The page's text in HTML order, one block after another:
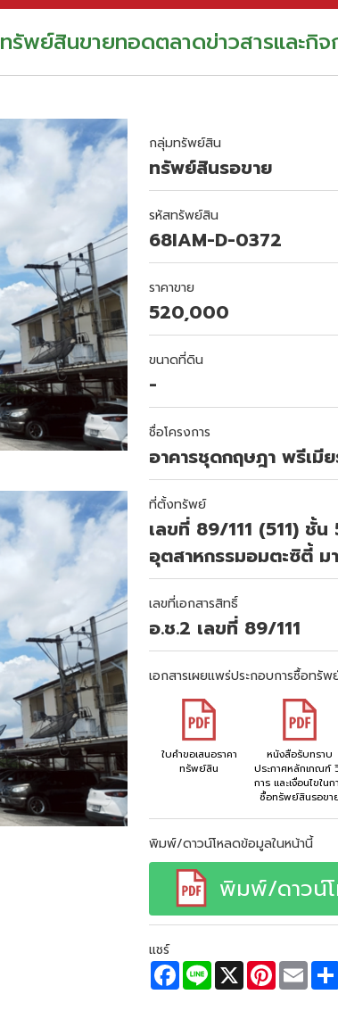
ทรัพย์สินขายทอดตลาดข่าวสารและกิ
กลุ่มทรัพย์สิน
ทรัพย์สินรอขาย
รหัสทรัพย์สิน
68IAM-D-0372
ราคาขาย
520,000
ขนาดที่ดิน
-
ชื่อโครงการ
อาคารชุดกฤษฎา พรีเมี
ที่ตั้งทรัพย์
เลขที่ 89/111 (511) ชั้
อุตสาหกรรมอมตะซิตี้
เลขที่เอกสารสิทธิ์
อ.ช.2 เลขที่ 89/111
เอกสารเผยแพร่ประกอบการซื้อทรัพ
ใบคำขอเสนอราคา
ทรัพย์สิน
หนังสือรับทราบ
ประกาศหลักเกณฑ์
การ และเงื่อนไขในก
ซื้อทรัพย์สินรอขา
พิมพ์/ดาวน์โหลดข้อมูลในหน้านี้
พิมพ์/ดาวน์
แชร์
F
a
c
L
n
X P
n
E
m
a